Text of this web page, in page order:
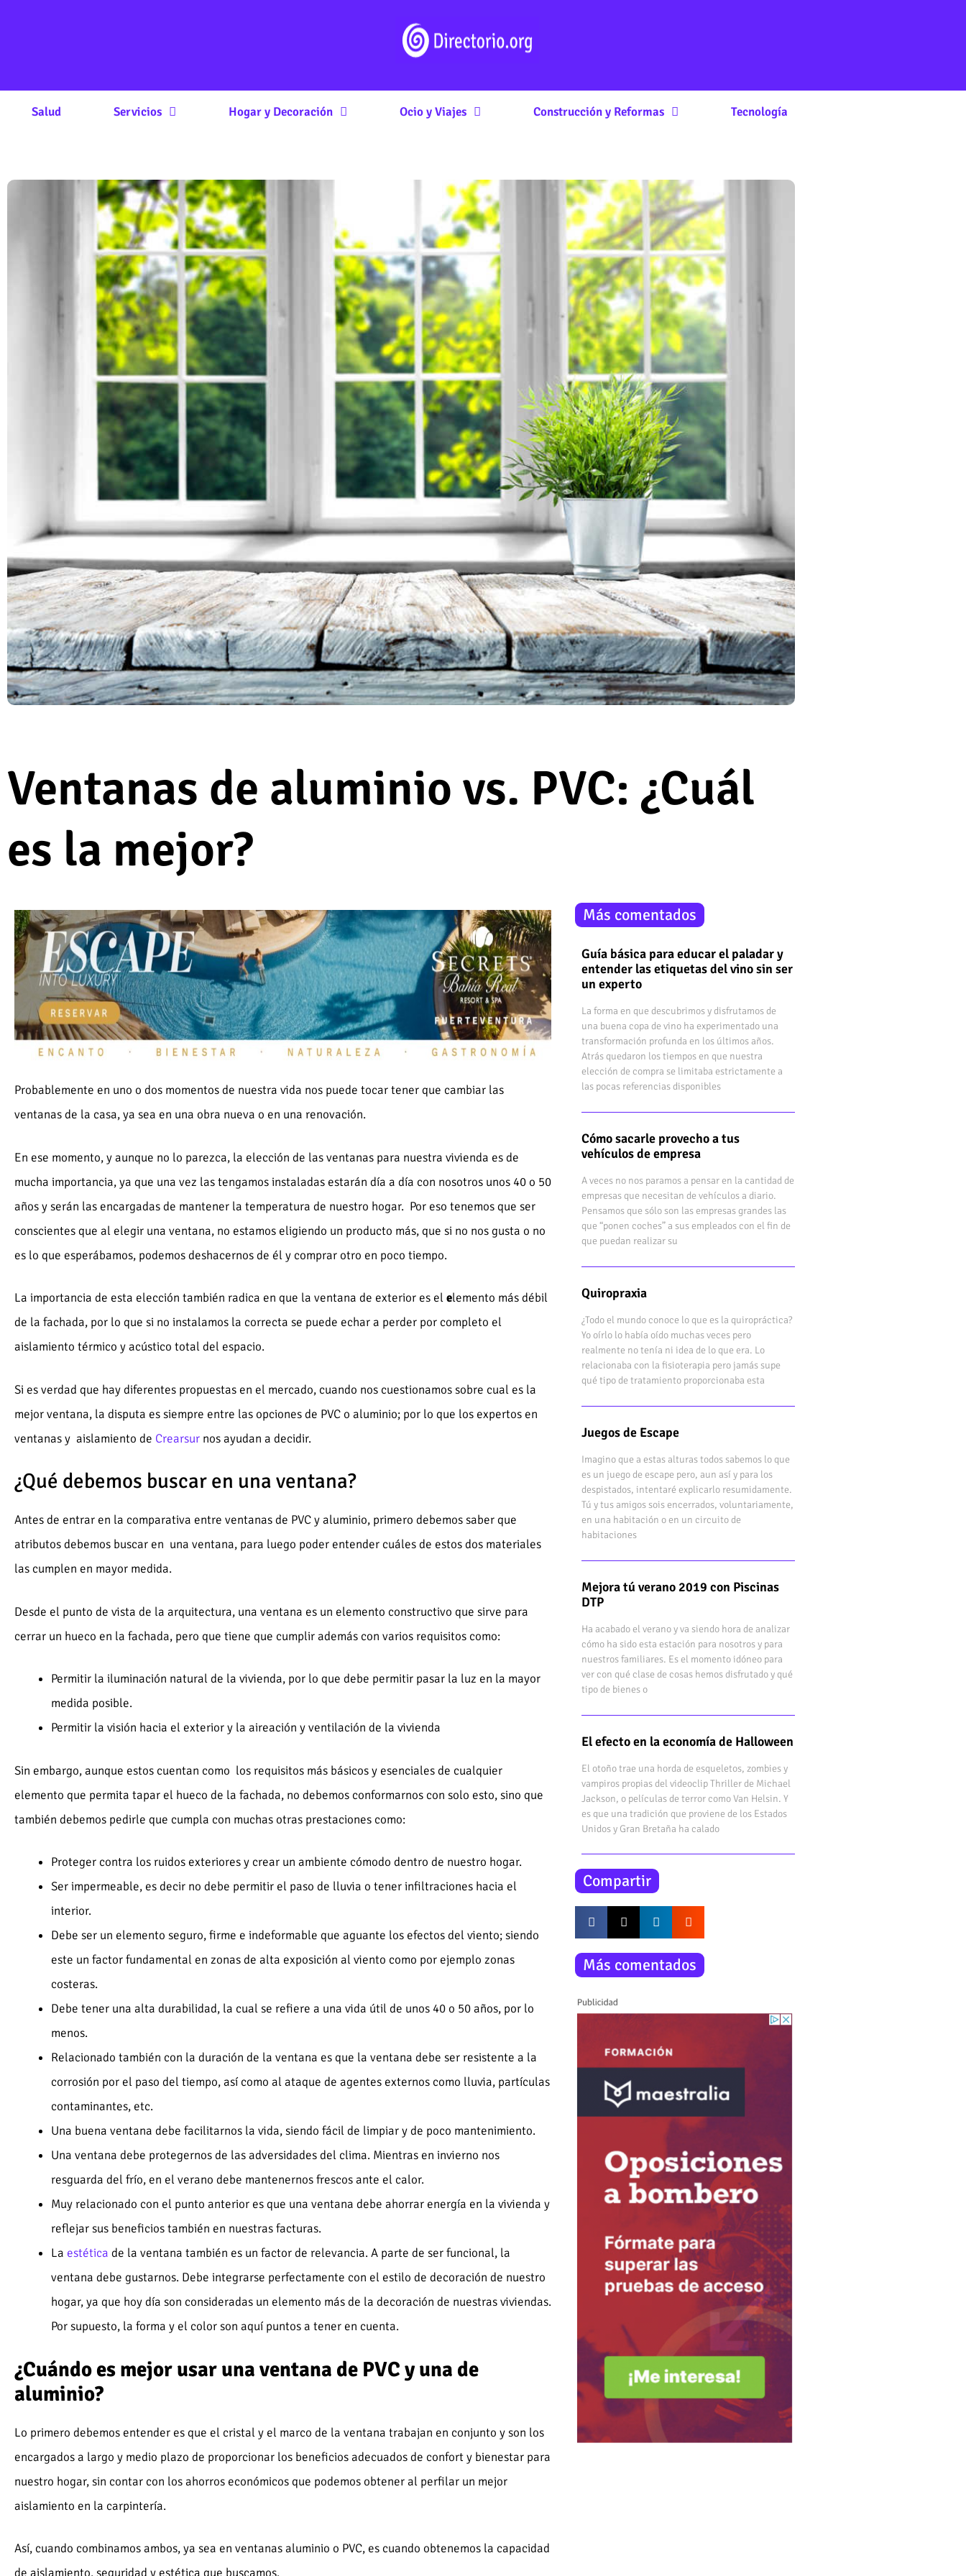
Salud Servicios Hogar y Decoración Ocio y Viajes Construcción y Reformas Tecnología
Ventanas de aluminio vs. PVC: ¿Cuál
es la mejor?
Probablemente en uno o dos momentos de nuestra vida nos puede tocar tener que cambiar las
ventanas de la casa, ya sea en una obra nueva o en una renovación.
En ese momento, y aunque no lo parezca, la elección de las ventanas para nuestra vivienda es de
mucha importancia, ya que una vez las tengamos instaladas estarán día a día con nosotros unos 40 o 50
años y serán las encargadas de mantener la temperatura de nuestro hogar. Por eso tenemos que ser
conscientes que al elegir una ventana, no estamos eligiendo un producto más, que si no nos gusta o no
es lo que esperábamos, podemos deshacernos de él y comprar otro en poco tiempo.
La importancia de esta elección también radica en que la ventana de exterior es elelemento más débil
de la fachada, por lo que si no instalamos la correcta se puede echar a perder por completo el
aislamiento térmico y acústico total del espacio.
Si es verdad que hay diferentes propuestas en el mercado, cuando nos cuestionamos sobre cual es la
mejor ventana, la disputa es siempre entre las opciones de PVC o aluminio; por lo que los expertos en
ventanas y aislamiento de Crearsur nos ayudan a decidir.
¿Qué debemos buscar en una ventana?
Antes de entrar en la comparativa entre ventanas de PVC y aluminio, primero debemos saber que
atributos debemos buscar en una ventana, para luego poder entender cuáles de estos dos materiales
las cumplen en mayor medida.
Desde el punto de vista de la arquitectura, una ventana es un elemento constructivo que sirve para
cerrar un hueco en la fachada, pero que tiene que cumplir además con varios requisitos como:
Permitir la iluminación natural de la vivienda, por lo que debe permitir pasar la luz en la mayor
medida posible.
Permitir la visión hacia el exterior y la aireación y ventilación de la vivienda
Sin embargo, aunque estos cuentan como los requisitos más básicos y esenciales de cualquier
elemento que permita tapar el hueco de la fachada, no debemos conformarnos con solo esto, sino que
también debemos pedirle que cumpla con muchas otras prestaciones como:
Proteger contra los ruidos exteriores y crear un ambiente cómodo dentro de nuestro hogar.
Ser impermeable, es decir no debe permitir el paso de lluvia o tener infiltraciones hacia el
interior.
Debe ser un elemento seguro, firme e indeformable que aguante los efectos del viento; siendo
este un factor fundamental en zonas de alta exposición al viento como por ejemplo zonas
costeras.
Debe tener una alta durabilidad, la cual se refiere a una vida útil de unos 40 o 50 años, por lo
menos.
Relacionado también con la duración de la ventana es que la ventana debe ser resistente a la
corrosión por el paso del tiempo, así como al ataque de agentes externos como lluvia, partículas
contaminantes, etc.
Una buena ventana debe facilitarnos la vida, siendo fácil de limpiar y de poco mantenimiento.
Una ventana debe protegernos de las adversidades del clima. Mientras en invierno nos
resguarda del frío, en el verano debe mantenernos frescos ante el calor.
Muy relacionado con el punto anterior es que una ventana debe ahorrar energía en la vivienda y
reflejar sus beneficios también en nuestras facturas.
La estética de la ventana también es un factor de relevancia. A parte de ser funcional, la
ventana debe gustarnos. Debe integrarse perfectamente con el estilo de decoración de nuestro
hogar, ya que hoy día son consideradas un elemento más de la decoración de nuestras viviendas.
Por supuesto, la forma y el color son aquí puntos a tener en cuenta.
¿Cuándo es mejor usar una ventana de PVC y una de
aluminio?
Lo primero debemos entender es que el cristal y el marco de la ventana trabajan en conjunto y son los
encargados a largo y medio plazo de proporcionar los beneficios adecuados de confort y bienestar para
nuestro hogar, sin contar con los ahorros económicos que podemos obtener al perfilar un mejor
aislamiento en la carpintería.
Así, cuando combinamos ambos, ya sea en ventanas aluminio o PVC, es cuando obtenemos la capacidad
Más comentados
Guía básica para educar el paladar y
entender las etiquetas del vino sin ser
un experto
La forma en que descubrimos y disfrutamos de
una buena copa de vino ha experimentado una
transformación profunda en los últimos años.
Atrás quedaron los tiempos en que nuestra
elección de compra se limitaba estrictamente a
las pocas referencias disponibles
Cómo sacarle provecho a tus
vehículos de empresa
A veces no nos paramos a pensar en la cantidad de
empresas que necesitan de vehículos a diario.
Pensamos que sólo son las empresas grandes las
que “ponen coches” a sus empleados con el fin de
que puedan realizar su
Quiropraxia
¿Todo el mundo conoce lo que es la quiropráctica?
Yo oírlo lo había oído muchas veces pero
realmente no tenía ni idea de lo que era. Lo
relacionaba con la fisioterapia pero jamás supe
qué tipo de tratamiento proporcionaba esta
Juegos de Escape
Imagino que a estas alturas todos sabemos lo que
es un juego de escape pero, aun así y para los
despistados, intentaré explicarlo resumidamente.
Tú y tus amigos sois encerrados, voluntariamente,
en una habitación o en un circuito de
habitaciones
Mejora tú verano 2019 con Piscinas
DTP
Ha acabado el verano y va siendo hora de analizar
cómo ha sido esta estación para nosotros y para
nuestros familiares. Es el momento idóneo para
ver con qué clase de cosas hemos disfrutado y qué
tipo de bienes o
El efecto en la economía de Halloween
El otoño trae una horda de esqueletos, zombies y
vampiros propias del videoclip Thriller de Michael
Jackson, o películas de terror como Van Helsin. Y
es que una tradición que proviene de los Estados
Unidos y Gran Bretaña ha calado
Compartir
Más comentados